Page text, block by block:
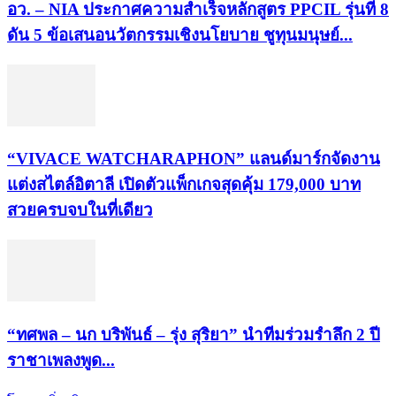
อว. – NIA ประกาศความสำเร็จหลักสูตร PPCIL รุ่นที่ 8
ดัน 5 ข้อเสนอนวัตกรรมเชิงนโยบาย ชูทุนมนุษย์...
“VIVACE WATCHARAPHON” แลนด์มาร์กจัดงาน
แต่งสไตล์อิตาลี เปิดตัวแพ็กเกจสุดคุ้ม 179,000 บาท
สวยครบจบในที่เดียว
“ทศพล – นก บริพันธ์ – รุ่ง สุริยา” นำทีมร่วมรำลึก 2 ปี
ราชาเพลงพูด...